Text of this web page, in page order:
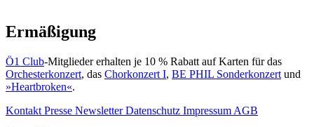
Ermäßigung
Ö1 Club-Mitglieder erhalten je 10 % Rabatt auf Karten für das
Orchesterkonzert, das Chorkonzert I, BE PHIL Sonderkonzert und
»Heartbroken«.
Kontakt Presse NewsletterDatenschutz Impressum AGB